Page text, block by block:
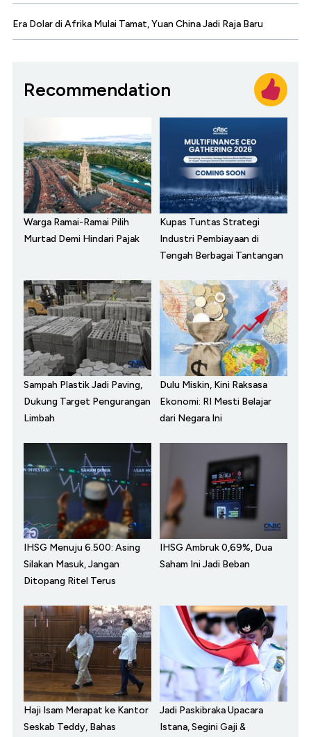
Era Dolar di Afrika Mulai Tamat, Yuan China Jadi Raja Baru
Recommendation
Warga Ramai-Ramai Pilih
Murtad Demi Hindari Pajak
Kupas Tuntas Strategi
Industri Pembiayaan di
Tengah Berbagai Tantangan
Sampah Plastik Jadi Paving,
Dukung Target Pengurangan
Limbah
Dulu Miskin, Kini Raksasa
Ekonomi: RI Mesti Belajar
dari Negara Ini
IHSG Menuju 6.500: Asing
Silakan Masuk, Jangan
Ditopang Ritel Terus
IHSG Ambruk 0,69%, Dua
Saham Ini Jadi Beban
Haji Isam Merapat ke Kantor
Seskab Teddy, Bahas
Jadi Paskibraka Upacara
Istana, Segini Gaji &